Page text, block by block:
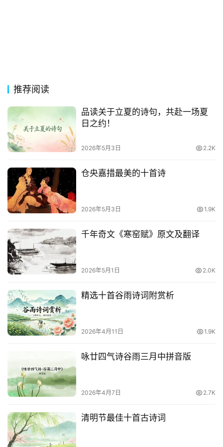
推荐阅读
品读关于立夏的诗句，共赴一场夏
日之约！
2026年5月3日 2.2K
仓央嘉措最美的十首诗
2026年5月3日 1.9K
千年奇文《寒窑赋》原文及翻译
2026年5月1日 2.0K
精选十首谷雨诗词附赏析
2026年4月11日 1.9K
咏廿四气诗谷雨三月中拼音版
2026年4月7日 2.7K
清明节最佳十首古诗词